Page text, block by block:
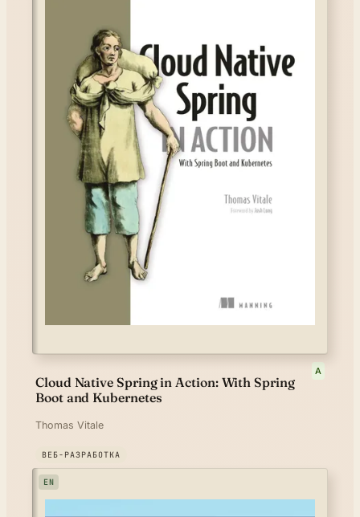
Cloud Native Spring in Action: With Spring
Boot and Kubernetes
A
Thomas Vitale
ВЕБ-РАЗРАБОТКА
EN